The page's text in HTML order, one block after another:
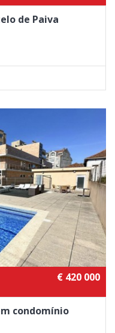
de Paiva
€ 420 000
condomínio